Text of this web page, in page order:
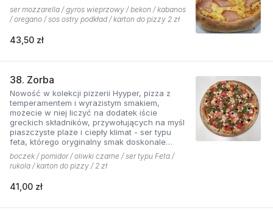
ser mozzarella / gyros wieprzowy / bekon / kabanos
/ oregano / sos ostry podkład / karton do pizzy 2 zł
43,50 zł
38. Zorba
Nowość w kolekcji pizzerii Hyyper, pizza z
temperamentem i wyrazistym smakiem,
możecie w niej liczyć na dodatek iście
greckich składników, przywołujących na myśl
piaszczyste plaże i ciepły klimat - ser typu
feta, którego oryginalny smak doskonale
współgra z przypieczoną czerwoną cebulką,
a także oliwki czarne, które nadają pizzy
wyjątkowo greckiego charakteru, wszystko to
grillowanego boczku. Jest to pizza dla
boją się poznawać nowych połączeń.
boczek / pomidor / oliwki czarne / ser typu Feta /
rukola / karton do pizzy / 2 zł
41,00 zł